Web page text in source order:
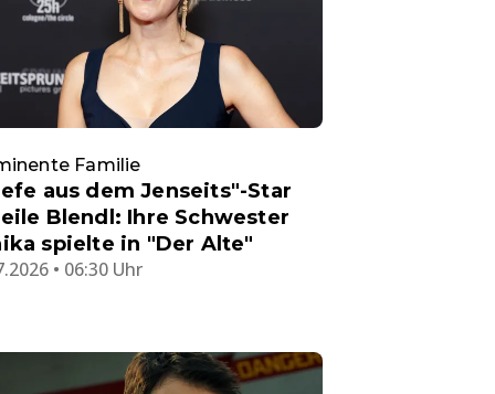
Familie
aus dem Jenseits"-Star
Blendl: Ihre Schwester
spielte in "Der Alte"
• 06:30 Uhr